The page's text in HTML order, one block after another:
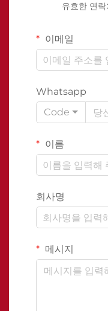
유효한 연
이메일
Whatsapp
Code
이름
회사명
메시지